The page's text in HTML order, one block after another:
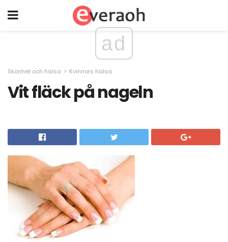
ad
Skönhet och hälsa Kvinnors hälsa
Vit fläck på nageln